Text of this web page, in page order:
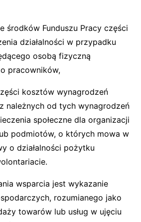
środków Funduszu Pracy części
działalności w przypadku
osobą fizyczną
pracowników,
kosztów wynagrodzeń
należnych od tych wynagrodzeń
społeczne dla organizacji
podmiotów, o których mowa w
o działalności pożytku
wsparcia jest wykazanie
rozumianego jako
towarów lub usług w ujęciu